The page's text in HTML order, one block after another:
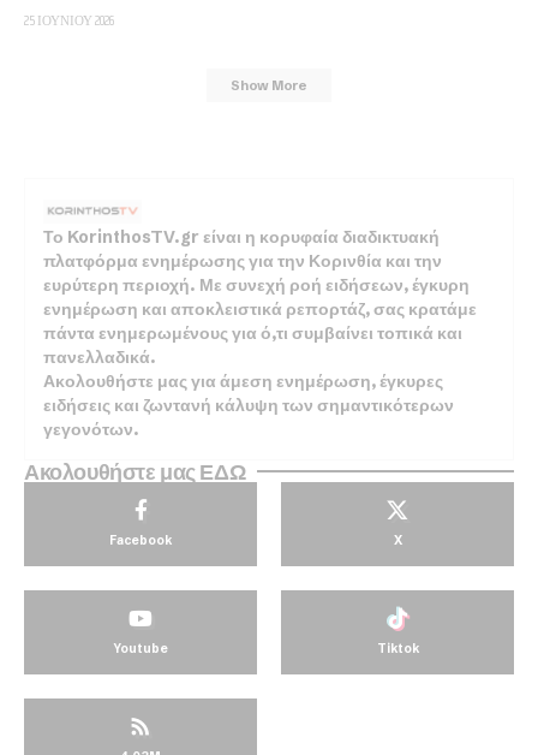
25 ΙΟΥΝΊΟΥ 2026
Show More
Το KorinthosTV.gr είναι η κορυφαία διαδικτυακή
πλατφόρμα ενημέρωσης για την Κορινθία και την
ευρύτερη περιοχή. Με συνεχή ροή ειδήσεων, έγκυρη
ενημέρωση και αποκλειστικά ρεπορτάζ, σας κρατάμε
πάντα ενημερωμένους για ό,τι συμβαίνει τοπικά και
πανελλαδικά.
Ακολουθήστε μας για άμεση ενημέρωση, έγκυρες
ειδήσεις και ζωντανή κάλυψη των σημαντικότερων
γεγονότων.
Ακολουθήστε μας ΕΔΩ
Facebook X
Youtube Tiktok